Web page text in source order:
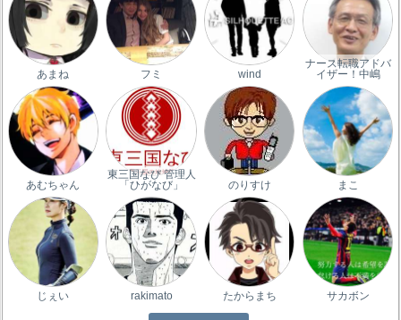
あまね フミ wind
ナース転職アドバ
イザー！中嶋
あむちゃん
東三国なび 管理人
「ひがなび」
のりすけ まこ
じぇい rakimato たからまち サカボン